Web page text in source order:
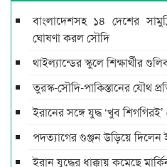
বাংলাদেশসহ ১৪ দেশের
ঘোষণা করল সৌদি
থাইল্যান্ডের স্কুলে শিক্ষার্থীর
তুরস্ক-সৌদি-পাকিস্তানের যৌথ
ইরানের সঙ্গে যুদ্ধ ‘খুব শিগগিরই’
পদত্যাগের গুঞ্জন উড়িয়ে দিলেন
ইরান যুদ্ধের ধাক্কায় কমেছে